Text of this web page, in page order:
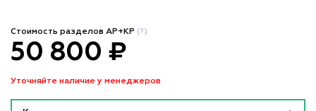
Стоимость разделов АР+КР (?)
50 800 ₽
Уточняйте наличие у менеджеров